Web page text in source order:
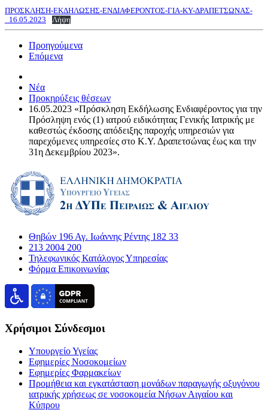
ΠΡΟΣΚΛΗΣΗ-ΕΚΔΗΛΩΣΗΣ-ΕΝΔΙΑΦΕΡΟΝΤΟΣ-ΓΙΑ-ΚΥ-ΔΡΑΠΕΤΣΩΝΑΣ-
_16.05.2023
Λήψη
Προηγούμενα
Επόμενα
Νέα
Προκηρύξεις θέσεων
16.05.2023 «Πρόσκληση Εκδήλωσης Ενδιαφέροντος για την
Πρόσληψη ενός (1) ιατρού ειδικότητας Γενικής Ιατρικής με
καθεστώς έκδοσης απόδειξης παροχής υπηρεσιών για
παρεχόμενες υπηρεσίες στο Κ.Υ. Δραπετσώνας έως και την
31η Δεκεμβρίου 2023».
Θηβών 196 Αγ. Ιωάννης Ρέντης 182 33
213 2004 200
Τηλεφωνικός Κατάλογος Υπηρεσίας
Φόρμα Επικοινωνίας
Χρήσιμοι Σύνδεσμοι
Υπουργείο Υγείας
Εφημερίες Νοσοκομείων
Εφημερίες Φαρμακείων
Προμήθεια και εγκατάσταση μονάδων παραγωγής οξυγόνου
ιατρικής χρήσεως σε νοσοκομεία Νήσων Αιγαίου και
Κύπρου